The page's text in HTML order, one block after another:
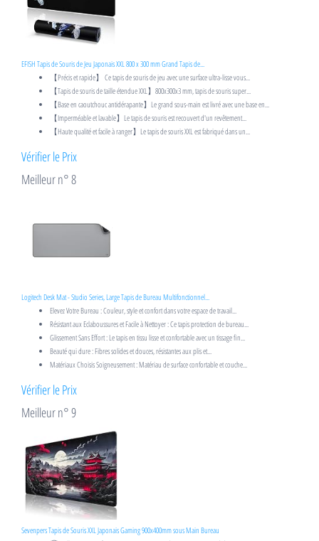
EFISH Tapis de Souris de Jeu Japonais XXL 800 x 300 mm Grand Tapis de...
【Précis et rapide】 Ce tapis de souris de jeu avec une surface ultra-lisse vous...
【Tapis de souris de taille étendue XXL】800x300x3 mm, tapis de souris super...
【Base en caoutchouc antidérapante】Le grand sous-main est livré avec une base en...
【Imperméable et lavable】Le tapis de souris est recouvert d'un revêtement...
【Haute qualité et facile à ranger】Le tapis de souris XXL est fabriqué dans un...
Vérifier le Prix
Meilleur n° 8
Logitech Desk Mat - Studio Series, Large Tapis de Bureau Multifonctionnel...
Elevez Votre Bureau : Couleur, style et confort dans votre espace de travail...
Résistant aux Eclaboussures et Facile à Nettoyer : Ce tapis protection de bureau...
Glissement Sans Effort : Le tapis en tissu lisse et confortable avec un tissage fin...
Beauté qui dure : Fibres solides et douces, résistantes aux plis et...
Matériaux Choisis Soigneusement : Matériau de surface confortable et couche...
Vérifier le Prix
Meilleur n° 9
Sevenpers Tapis de Souris XXL Japonais Gaming 900x400mm sous Main Bureau